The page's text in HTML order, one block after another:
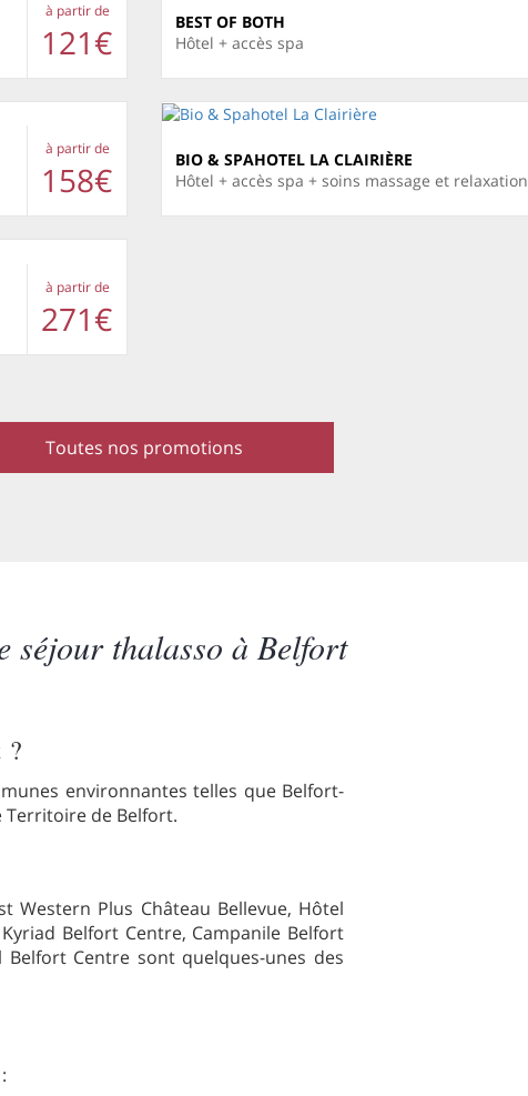
à partir de
121€
BEST OF BOTH
Hôtel + accès spa
à partir de
158€
BIO & SPAHOTEL LA CLAIRIÈRE
Hôtel + accès spa + soins massage et relaxation
à partir de
271€
Toutes nos promotions
séjour thalasso à Belfort
?
environnantes telles que Belfort-
Territoire de Belfort.
Plus Château Bellevue, Hôtel
Belfort Centre, Campanile Belfort
Centre sont quelques-unes des